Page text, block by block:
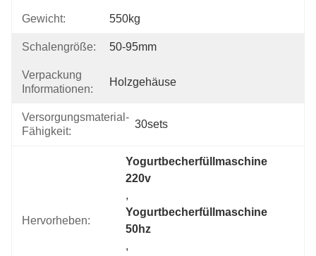
Gewicht: 550kg
Schalengröße: 50-95mm
Verpackung
Informationen:
Holzgehäuse
Versorgungsmaterial-
Fähigkeit:
30sets
Hervorheben:
Yogurtbecherfüllmaschine
220v
,
Yogurtbecherfüllmaschine
50hz
,